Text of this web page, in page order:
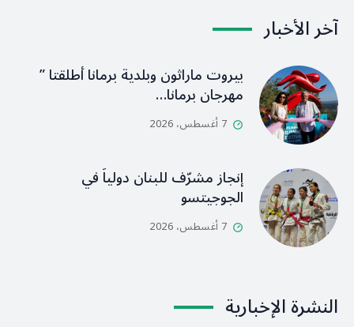
آخر الأخبار
بيروت ماراثون وبلدية برمانا أطلقتا ”
مهرجان برمانا…
7 أغسطس، 2026
إنجاز مشرّف للبنان دولياً في
الجوجيتسو
7 أغسطس، 2026
النشرة الإخبارية